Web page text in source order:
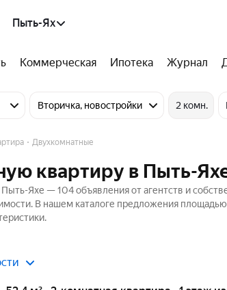
Пыть-Ях
Коммерческая Ипотека Журнал
Вторичка, новостройки 2 комн.
Двухкомнатные
квартиру в Пыть-
Яхе — 104 объявления от агентств и
В нашем каталоге предложения площадью